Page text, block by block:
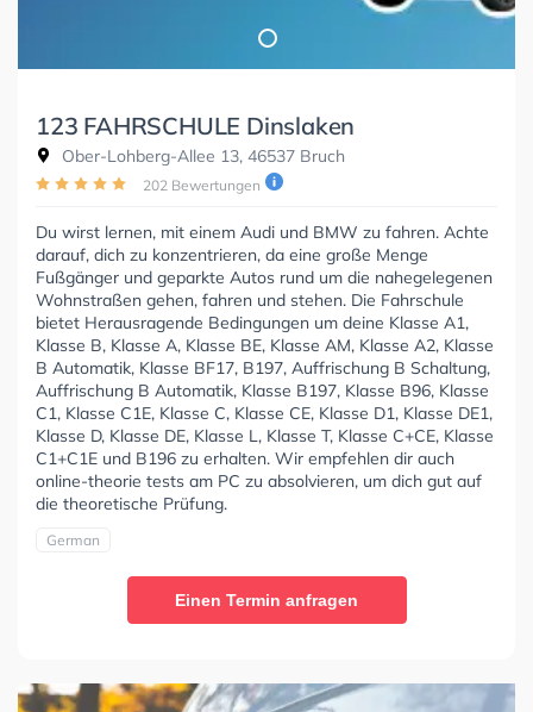
123 FAHRSCHULE Dinslaken
Ober-Lohberg-Allee 13, 46537 Bruch
202 Bewertungen
Du wirst lernen, mit einem Audi und BMW zu fahren. Achte
darauf, dich zu konzentrieren, da eine große Menge
Fußgänger und geparkte Autos rund um die nahegelegenen
Wohnstraßen gehen, fahren und stehen. Die Fahrschule
bietet Herausragende Bedingungen um deine Klasse A1,
Klasse B, Klasse A, Klasse BE, Klasse AM, Klasse A2, Klasse
B Automatik, Klasse BF17, B197, Auffrischung B Schaltung,
Auffrischung B Automatik, Klasse B197, Klasse B96, Klasse
C1, Klasse C1E, Klasse C, Klasse CE, Klasse D1, Klasse DE1,
Klasse D, Klasse DE, Klasse L, Klasse T, Klasse C+CE, Klasse
C1+C1E und B196 zu erhalten. Wir empfehlen dir auch
online-theorie tests am PC zu absolvieren, um dich gut auf
die theoretische Prüfung.
German
Einen Termin anfragen